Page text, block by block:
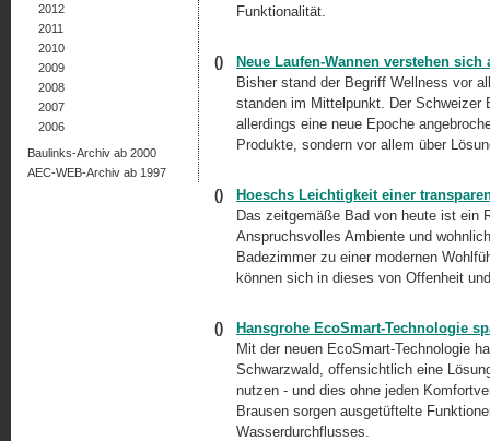
Funktionalität.
()
Neue Laufen-Wannen verstehen
Bisher stand der Begriff Wellness vor
standen im Mittelpunkt. Der Schweizer
allerdings eine neue Epoche
Produkte, sondern vor allem über
()
Hoeschs Leichtigkeit einer
Das zeitgemäße Bad von heute ist ein
Anspruchsvolles Ambiente und
Badezimmer zu einer modernen
können sich in dieses von Offenheit
()
Hansgrohe EcoSmart-Technologie
Mit der neuen EcoSmart-Technologie
Schwarzwald, offensichtlich eine
nutzen - und dies ohne jeden
Brausen sorgen ausgetüftelte
Wasserdurchflusses.
2012
2011
2010
2009
2008
2007
2006
Baulinks-Archiv ab 2000
AEC-WEB-Archiv ab 1997